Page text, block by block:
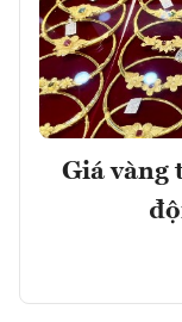
Giá vàng